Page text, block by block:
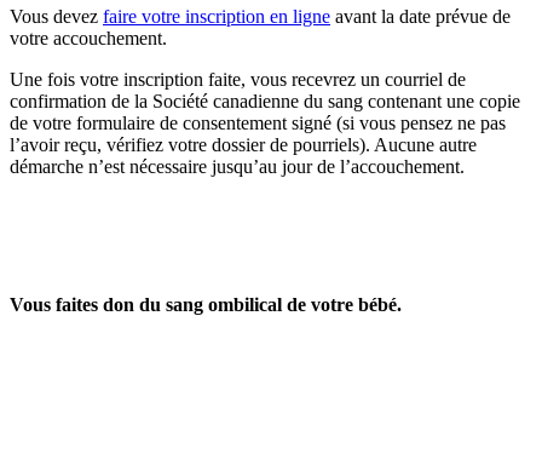
Vous devez faire votre inscription en ligne avant la date prévue de
votre accouchement.
Une fois votre inscription faite, vous recevrez un courriel de
confirmation de la Société canadienne du sang contenant une copie
de votre formulaire de consentement signé (si vous pensez ne pas
l’avoir reçu, vérifiez votre dossier de pourriels). Aucune autre
démarche n’est nécessaire jusqu’au jour de l’accouchement.
Vous faites don du sang ombilical de votre bébé.